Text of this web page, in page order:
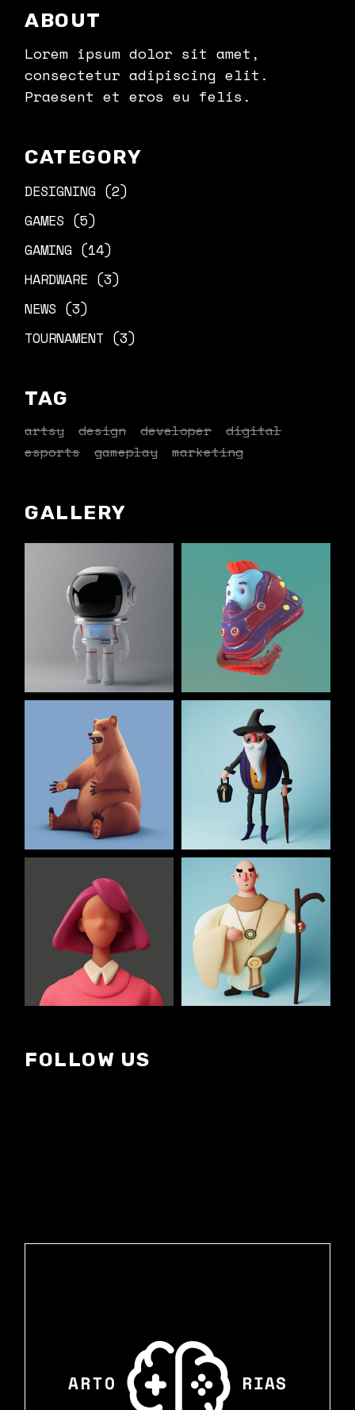
ABOUT
Lorem ipsum dolor sit amet,
consectetur adipiscing elit.
Praesent et eros eu felis.
CATEGORY
DESIGNING (2)
GAMES (5)
GAMING (14)
HARDWARE (3)
NEWS (3)
TOURNAMENT (3)
TAG
artsy design developer
digital
esports
gameplay marketing
GALLERY
FOLLOW US